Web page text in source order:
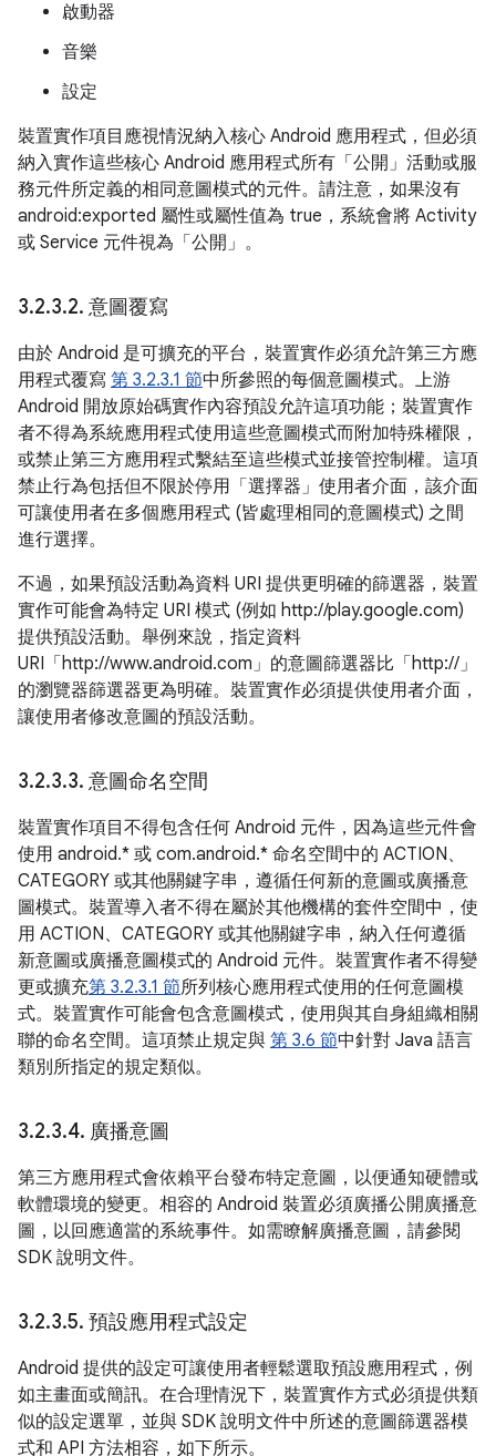
啟動器
音樂
設定
裝置實作項目應視情況納入核心 Android 應用程式，但必須
納入實作這些核心 Android 應用程式所有「公開」活動或服
務元件所定義的相同意圖模式的元件。請注意，如果沒有
android:exported 屬性或屬性值為 true，系統會將 Activity
或 Service 元件視為「公開」。
3.2.3.2. 意圖覆寫
由於 Android 是可擴充的平台，裝置實作必須允許第三方應
用程式覆寫 第 3.2.3.1 節中所參照的每個意圖模式。上游
Android 開放原始碼實作內容預設允許這項功能；裝置實作
者不得為系統應用程式使用這些意圖模式而附加特殊權限，
或禁止第三方應用程式繫結至這些模式並接管控制權。這項
禁止行為包括但不限於停用「選擇器」使用者介面，該介面
可讓使用者在多個應用程式 (皆處理相同的意圖模式) 之間
進行選擇。
不過，如果預設活動為資料 URI 提供更明確的篩選器，裝置
實作可能會為特定 URI 模式 (例如 http://play.google.com)
提供預設活動。舉例來說，指定資料
URI「http://www.android.com」的意圖篩選器比「http://」
的瀏覽器篩選器更為明確。裝置實作必須提供使用者介面，
讓使用者修改意圖的預設活動。
3.2.3.3. 意圖命名空間
裝置實作項目不得包含任何 Android 元件，因為這些元件會
使用 android.* 或 com.android.* 命名空間中的 ACTION、
CATEGORY 或其他關鍵字串，遵循任何新的意圖或廣播意
圖模式。裝置導入者不得在屬於其他機構的套件空間中，使
用 ACTION、CATEGORY 或其他關鍵字串，納入任何遵循
新意圖或廣播意圖模式的 Android 元件。裝置實作者不得變
更或擴充第 3.2.3.1 節所列核心應用程式使用的任何意圖模
式。裝置實作可能會包含意圖模式，使用與其自身組織相關
聯的命名空間。這項禁止規定與 第 3.6 節中針對 Java 語言
類別所指定的規定類似。
3.2.3.4. 廣播意圖
第三方應用程式會依賴平台發布特定意圖，以便通知硬體或
軟體環境的變更。相容的 Android 裝置必須廣播公開廣播意
圖，以回應適當的系統事件。如需瞭解廣播意圖，請參閱
SDK 說明文件。
3.2.3.5. 預設應用程式設定
Android 提供的設定可讓使用者輕鬆選取預設應用程式，例
如主畫面或簡訊。在合理情況下，裝置實作方式必須提供類
似的設定選單，並與 SDK 說明文件中所述的意圖篩選器模
式和 API 方法相容，如下所示。